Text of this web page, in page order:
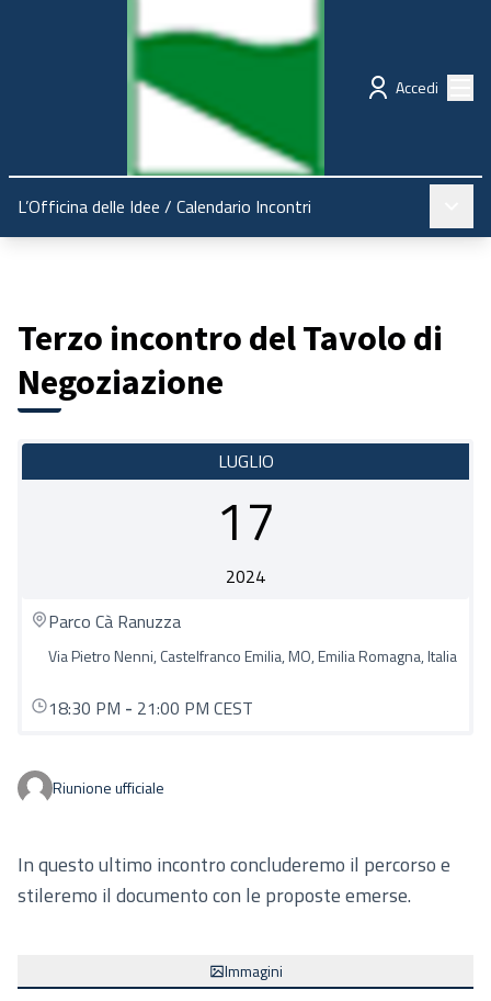
Regione Emilia-Romagna Partecipazione
Accedi
L’Officina delle Idee / Calendario Incontri
Terzo incontro del Tavolo di
Negoziazione
LUGLIO
17
2024
Parco Cà Ranuzza
Via Pietro Nenni, Castelfranco Emilia, MO, Emilia Romagna, Italia
18:30 PM - 21:00 PM CEST
Riunione ufficiale
In questo ultimo incontro concluderemo il percorso e
stileremo il documento con le proposte emerse.
Immagini